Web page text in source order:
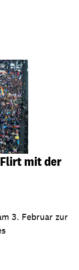
mit der
3. Februar zur